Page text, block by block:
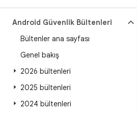
Android Güvenlik Bültenleri
Bültenler ana sayfası
Genel bakış
2026 bültenleri
2025 bültenleri
2024 bültenleri